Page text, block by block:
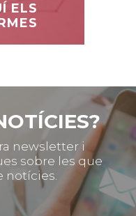
ELS
newsletter i
sobre les que
notícies.